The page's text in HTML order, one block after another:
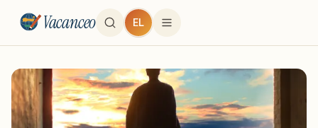
Vacanceo EL